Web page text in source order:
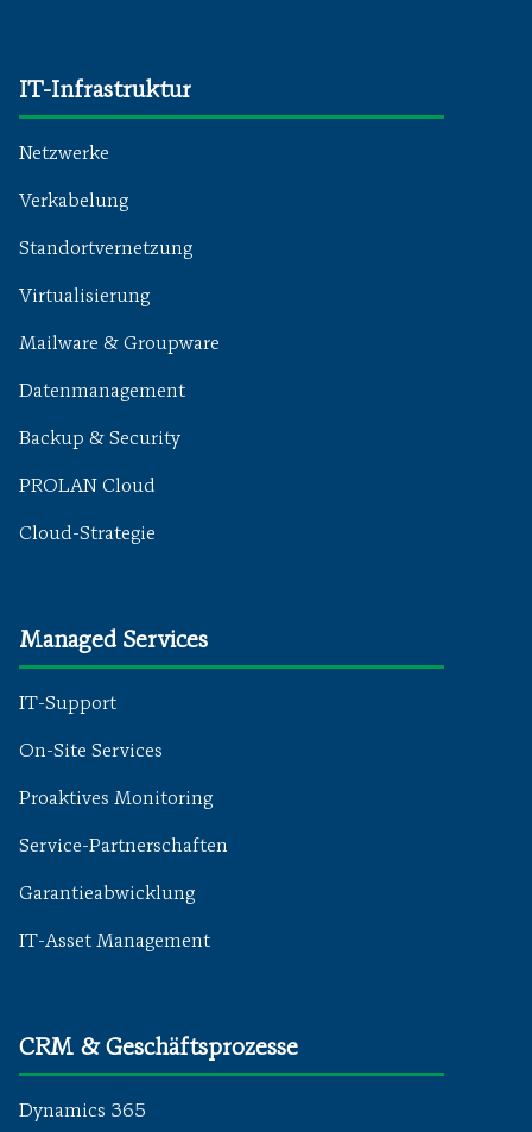
IT-Infrastruktur
Netzwerke
Verkabelung
Standortvernetzung
Virtualisierung
Mailware & Groupware
Datenmanagement
Backup & Security
PROLAN Cloud
Cloud-Strategie
Managed Services
IT-Support
On-Site Services
Proaktives Monitoring
Service-Partnerschaften
Garantieabwicklung
IT-Asset Management
CRM & Geschäftsprozesse
Dynamics 365